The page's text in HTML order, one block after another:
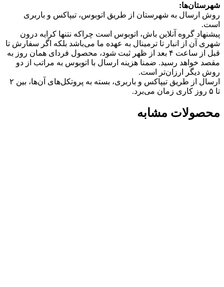
شهرستان‌ها:
روش ارسال به شهرستان از طریق اتوبوس، تیپاکس و باربری
است.
پیشنهاد گروه آنلاین باش، اتوبوس است چرا‌که نتنها کرایه درون
شهری آن از انبار تا ترمینال به عهده ما می‌باشد بلکه اگر سفارش تا
قبل از ساعت ۴ بعد از ظهر ثبت شود، محصول فردای همان روز به
مقصد خواهد رسید. ضمنا هزینه ارسال با اتوبوس به مراتب از دو
روش دیگر ارزان‌تر است.
ارسال از طریق تیپاکس و باربری، بسته به پروتکل‌های آن‌ها، بین ۲
تا ۵ روز کاری زمان می‌برد.
محصولات مشابه